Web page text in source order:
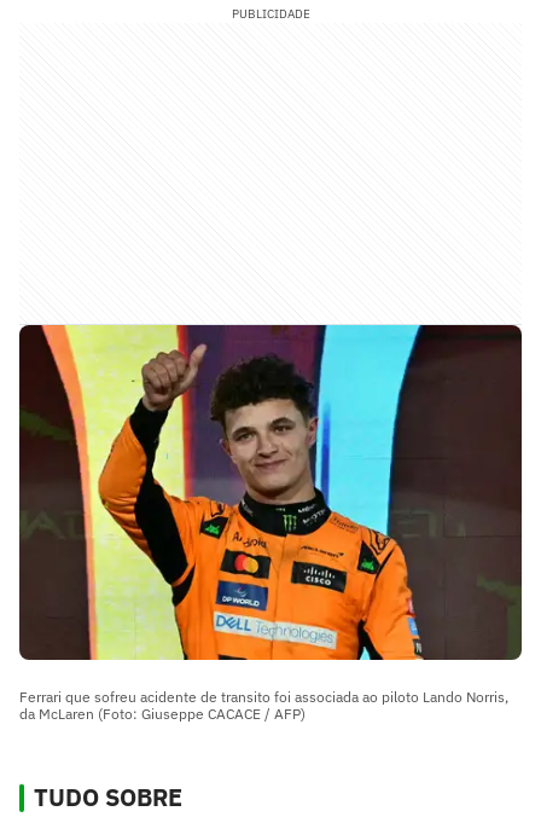
PUBLICIDADE
Ferrari que sofreu acidente de transito foi associada ao piloto Lando Norris,
da McLaren (Foto: Giuseppe CACACE / AFP)
TUDO SOBRE